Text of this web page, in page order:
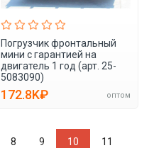
Погрузчик фронтальный
мини с гарантией на
двигатель 1 год (арт. 25-
5083090)
172.8K₽ оптом
8 9 10 11